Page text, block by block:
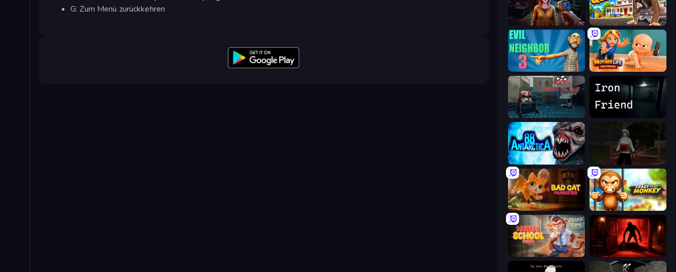
G: Zum Menü zurückkehren
Survival Zone Zombie Outbreak I Am Quadrober!
Evil Neighbor 3 Mother Life Simulator: Prank
Hospital: Survive the Night
Antarctica 88 Jeff the Killer: Horrendous Smile
Bad Cat Prankster Crazy Zoo Monkey
Monkey School Prank Doors Castle